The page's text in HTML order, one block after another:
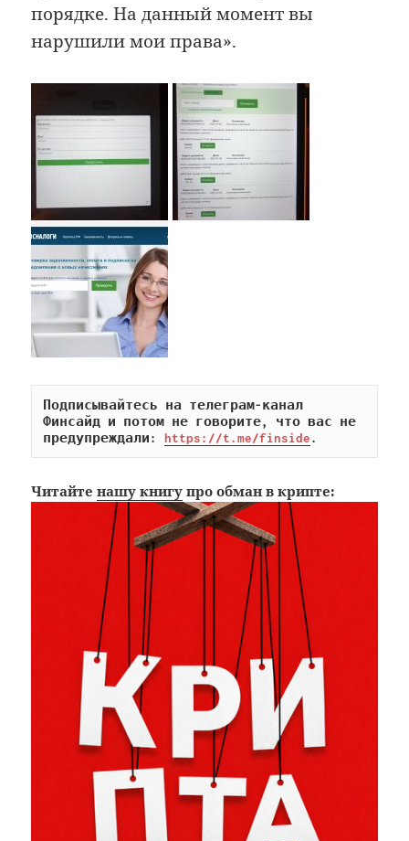
порядке. На данный момент вы
нарушили мои права».
Подписывайтесь на телеграм-канал
Финсайд и потом не говорите, что вас не
предупреждали: https://t.me/finside.
Читайтенашу книгу про обман в крипте: